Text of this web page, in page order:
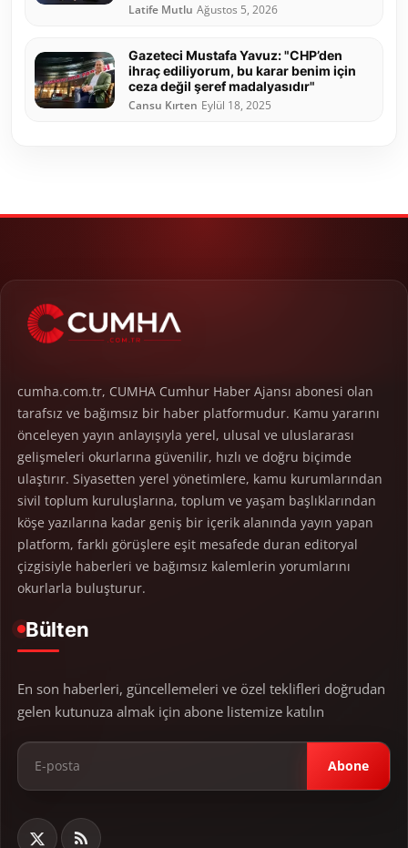
Latife Mutlu Ağustos 5, 2026
Gazeteci Mustafa Yavuz: "CHP’den
ihraç ediliyorum, bu karar benim için
ceza değil şeref madalyasıdır"
Cansu Kırten Eylül 18, 2025
cumha.com.tr, CUMHA Cumhur Haber Ajansı abonesi olan
tarafsız ve bağımsız bir haber platformudur. Kamu yararını
önceleyen yayın anlayışıyla yerel, ulusal ve uluslararası
gelişmeleri okurlarına güvenilir, hızlı ve doğru biçimde
ulaştırır. Siyasetten yerel yönetimlere, kamu kurumlarından
sivil toplum kuruluşlarına, toplum ve yaşam başlıklarından
köşe yazılarına kadar geniş bir içerik alanında yayın yapan
platform, farklı görüşlere eşit mesafede duran editoryal
çizgisiyle haberleri ve bağımsız kalemlerin yorumlarını
okurlarla buluşturur.
Bülten
En son haberleri, güncellemeleri ve özel teklifleri doğrudan
gelen kutunuza almak için abone listemize katılın
Abone